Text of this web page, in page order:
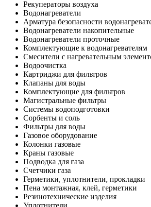
Рекуператоры воздуха
Водонагреватели
Арматура безопасности
Водонагреватели накопительные
Водонагреватели проточные
Комплектующие к водонагревателям
Смесители с нагревательным
Водоочистка
Картриджи для фильтров
Клапаны для воды
Комплектующие для фильтров
Магистральные фильтры
Системы водоподготовки
Сорбенты и соль
Фильтры для воды
Газовое оборудование
Колонки газовые
Краны газовые
Подводка для газа
Счетчики газа
Герметики, уплотнители, прокладки
Пена монтажная, клей, герметики
Резинотехнические изделия
Уплотнители